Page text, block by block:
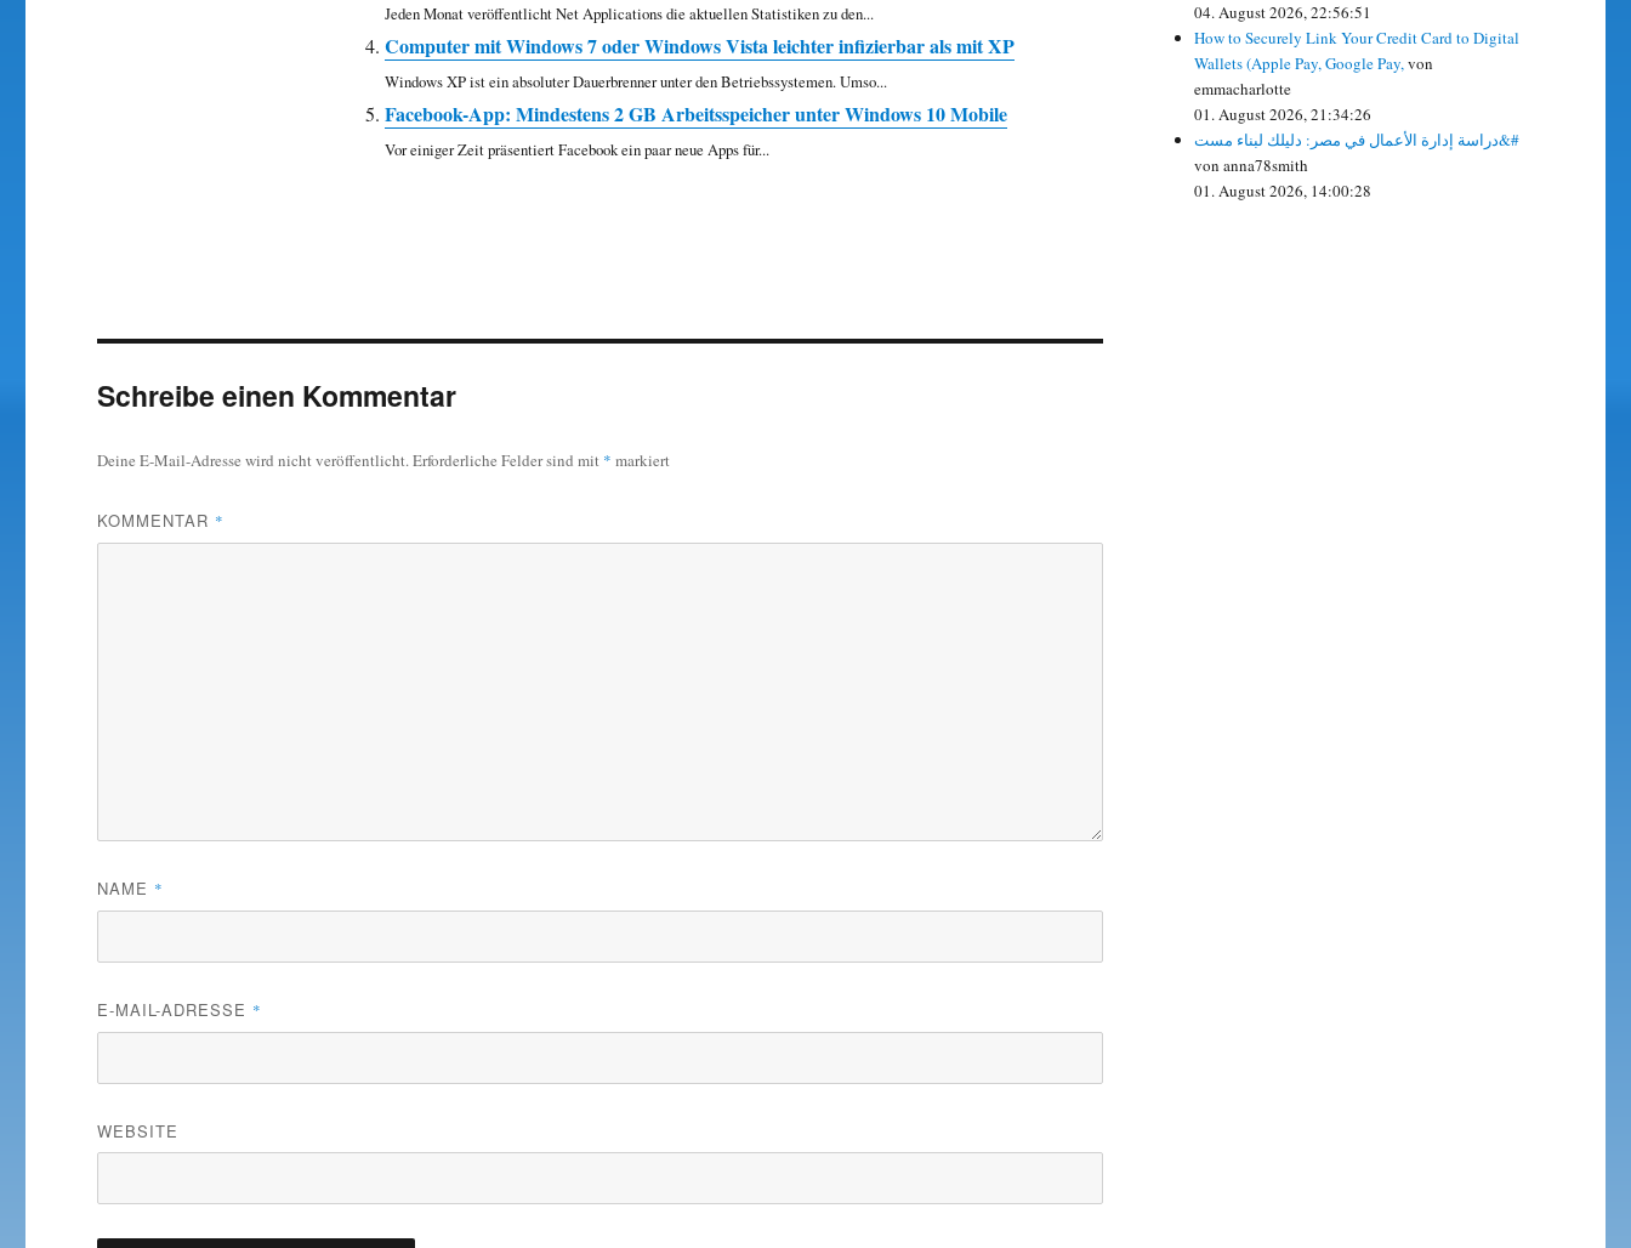
Jeden Monat veröffentlicht Net Applications die aktuellen Statistiken zu den...
Computer mit Windows 7 oder Windows Vista leichter infizierbar als mit XP
Windows XP ist ein absoluter Dauerbrenner unter den Betriebssystemen. Umso...
Facebook-App: Mindestens 2 GB Arbeitsspeicher unter Windows 10 Mobile
Vor einiger Zeit präsentiert Facebook ein paar neue Apps für...
Schreibe einen Kommentar
Deine E-Mail-Adresse wird nicht veröffentlicht.Erforderliche Felder sind mit * markiert
KOMMENTAR *
NAME *
E-MAIL-ADRESSE *
WEBSITE
04. August 2026, 22:56:51
How to Securely Link Your Credit Card to Digital
Wallets (Apple Pay, Google Pay,von
emmacharlotte
01. August 2026, 21:34:26
دراسة إدارة الأعمال في مصر: دليلك لبناء مست&#
von anna78smith
01. August 2026, 14:00:28